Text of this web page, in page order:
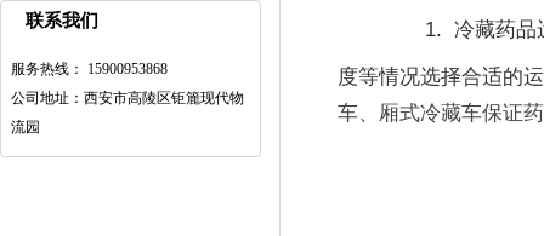
联系我们
服务热线： 15900953868
公司地址：西安市高陵区钜簏现代物
流园
1. 冷藏药品
度等情况选择合适的
车、厢式冷藏车保证